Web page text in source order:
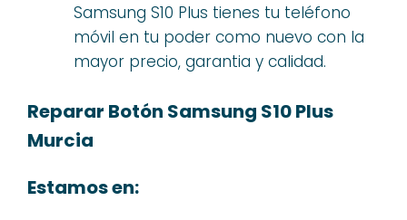
Samsung S10 Plus tienes tu teléfono
móvil en tu poder como nuevo con la
mayor precio, garantia y calidad.
Reparar Botón Samsung S10 Plus
Murcia
Estamos en: